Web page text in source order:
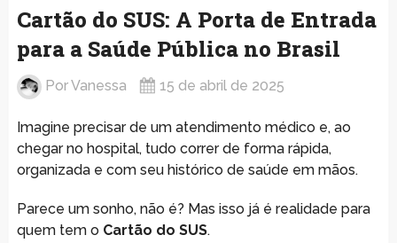
Cartão do SUS: A Porta de Entrada
para a Saúde Pública no Brasil
PorVanessa 15 de abril de 2025
Imagine precisar de um atendimento médico e, ao
chegar no hospital, tudo correr de forma rápida,
organizada e com seu histórico de saúde em mãos.
Parece um sonho, não é? Mas isso já é realidade para
quem tem o Cartão do SUS.